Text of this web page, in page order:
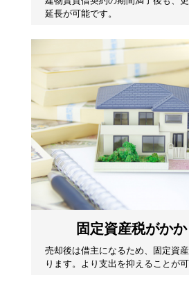
延長が可能です。
固定資産税がか
売却後は借主になるため、固定資
ります。より支出を抑えることが可